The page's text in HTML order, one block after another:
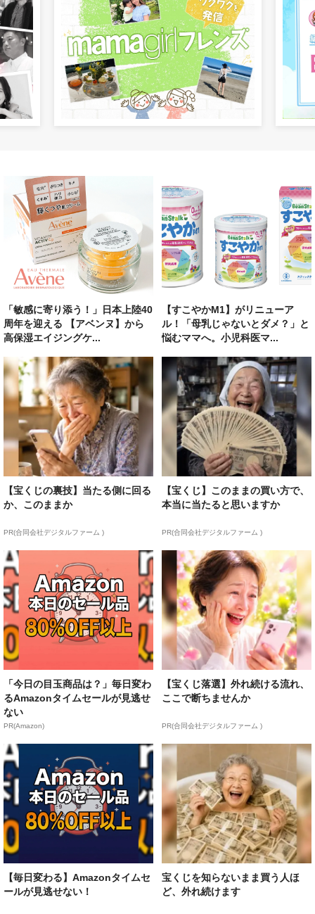
「敏感に寄り添う！」日本上陸40
周年を迎える 【アベンヌ】から
高保湿エイジングケ...
【すこやかM1】がリニューア
ル！「母乳じゃないとダメ？」と
悩むママへ。小児科医マ...
【宝くじの裏技】当たる側に回る
か、このままか
PR(合同会社デジタルファーム )
【宝くじ】このままの買い方で、
本当に当たると思いますか
PR(合同会社デジタルファーム )
「今日の目玉商品は？」毎日変わ
るAmazonタイムセールが見逃せ
ない
PR(Amazon)
【宝くじ落選】外れ続ける流れ、
ここで断ちませんか
PR(合同会社デジタルファーム )
【毎日変わる】Amazonタイムセ
ールが見逃せない！
宝くじを知らないまま買う人ほ
ど、外れ続けます